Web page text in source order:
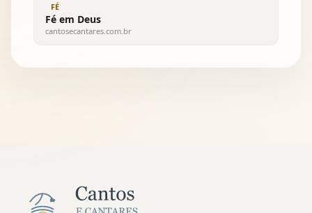
FÉ
Fé em Deus
cantosecantares.com.br